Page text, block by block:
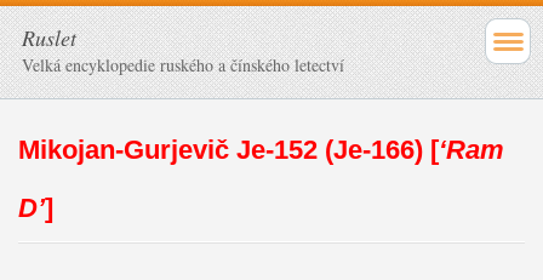
Ruslet
Velká encyklopedie ruského a čínského letectví
Mikojan-Gurjevič Je-152 (Je-166) [‘Ram
D’]